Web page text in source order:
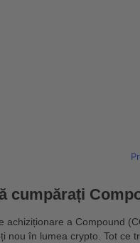
cumpărați
achiziționare a Compound
nou în lumea crypto. Tot ce